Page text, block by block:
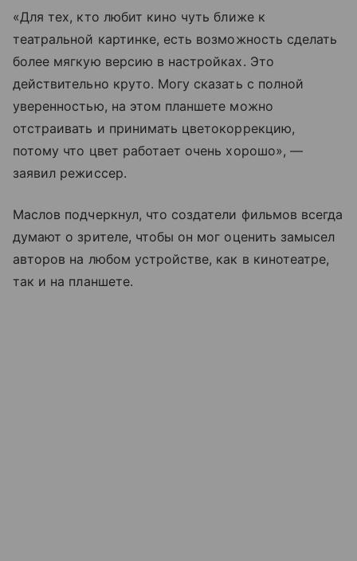
«Для тех, кто любит кино чуть ближе к
театральной картинке, есть возможность сделать
более мягкую версию в настройках. Это
действительно круто. Могу сказать с полной
уверенностью, на этом планшете можно
отстраивать и принимать цветокоррекцию,
потому что цвет работает очень хорошо», —
заявил режиссер.
Маслов подчеркнул, что создатели фильмов всегда
думают о зрителе, чтобы он мог оценить замысел
авторов на любом устройстве, как в кинотеатре,
так и на планшете.